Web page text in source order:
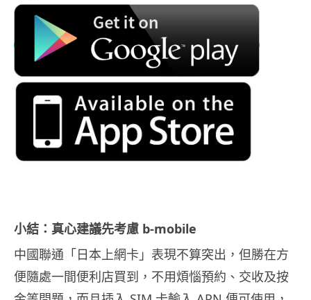
小結：真心建議先考慮 b-mobile
中國聯通「日本上網卡」表現不算突出，但勝在方
便隨處一間便利店買到，不用煩惱預約、交收及按